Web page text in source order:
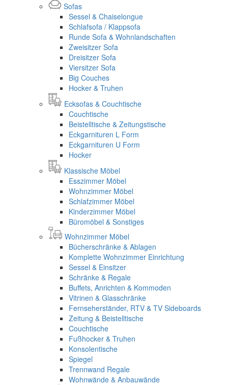
Sofas
Sessel & Chaiselongue
Schlafsofa / Klappsofa
Runde Sofa & Wohnlandschaften
Zweisitzer Sofa
Dreisitzer Sofa
Viersitzer Sofa
Big Couches
Hocker & Truhen
Ecksofas & Couchtische
Couchtische
Beistelltische & Zeitungstische
Eckgarnituren L Form
Eckgarnituren U Form
Hocker
Klassische Möbel
Esszimmer Möbel
Wohnzimmer Möbel
Schlafzimmer Möbel
Kinderzimmer Möbel
Büromöbel & Sonstiges
Wohnzimmer Möbel
Bücherschränke & Ablagen
Komplette Wohnzimmer Einrichtung
Sessel & Einsitzer
Schränke & Regale
Buffets, Anrichten & Kommoden
Vitrinen & Glasschränke
Fernseherständer, RTV & TV Sideboards
Zeitung & Beistelltische
Couchtische
Fußhocker & Truhen
Konsolentische
Spiegel
Trennwand Regale
Wohnwände & Anbauwände